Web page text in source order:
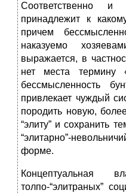
Соответственно
принадлежит к
причем
наказуемо
выражается, в
нет места термину
бессмысленность
привлекает чуждый
породить новую,
“элиту” и сохранить
“элитарно”-
форме.
Концептуальная
толпо-“элитраных”